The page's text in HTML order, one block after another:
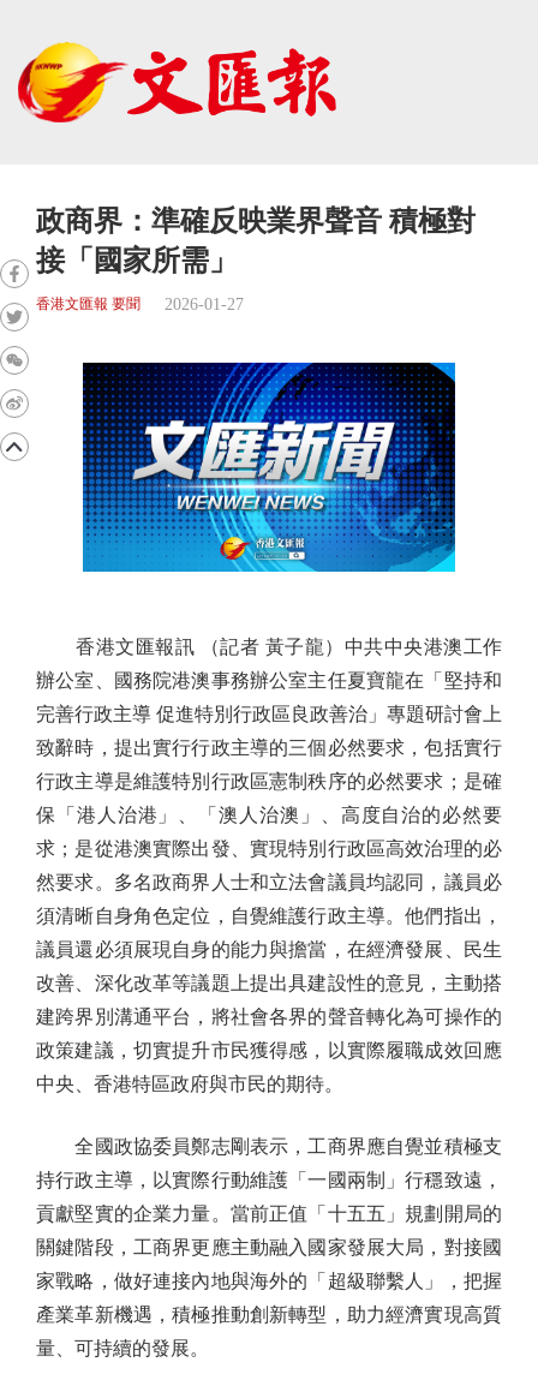
政商界：準確反映業界聲音 積極對
接「國家所需」
香港文匯報 要聞 2026-01-27
香港文匯報訊 （記者 黃子龍）中共中央港澳工作
辦公室、國務院港澳事務辦公室主任夏寶龍在「堅持和
完善行政主導 促進特別行政區良政善治」專題研討會上
致辭時，提出實行行政主導的三個必然要求，包括實行
行政主導是維護特別行政區憲制秩序的必然要求；是確
保「港人治港」、「澳人治澳」、高度自治的必然要
求；是從港澳實際出發、實現特別行政區高效治理的必
然要求。多名政商界人士和立法會議員均認同，議員必
須清晰自身角色定位，自覺維護行政主導。他們指出，
議員還必須展現自身的能力與擔當，在經濟發展、民生
改善、深化改革等議題上提出具建設性的意見，主動搭
建跨界別溝通平台，將社會各界的聲音轉化為可操作的
政策建議，切實提升市民獲得感，以實際履職成效回應
中央、香港特區政府與市民的期待。
全國政協委員鄭志剛表示，工商界應自覺並積極支
持行政主導，以實際行動維護「一國兩制」行穩致遠，
貢獻堅實的企業力量。當前正值「十五五」規劃開局的
關鍵階段，工商界更應主動融入國家發展大局，對接國
家戰略，做好連接內地與海外的「超級聯繫人」，把握
產業革新機遇，積極推動創新轉型，助力經濟實現高質
量、可持續的發展。